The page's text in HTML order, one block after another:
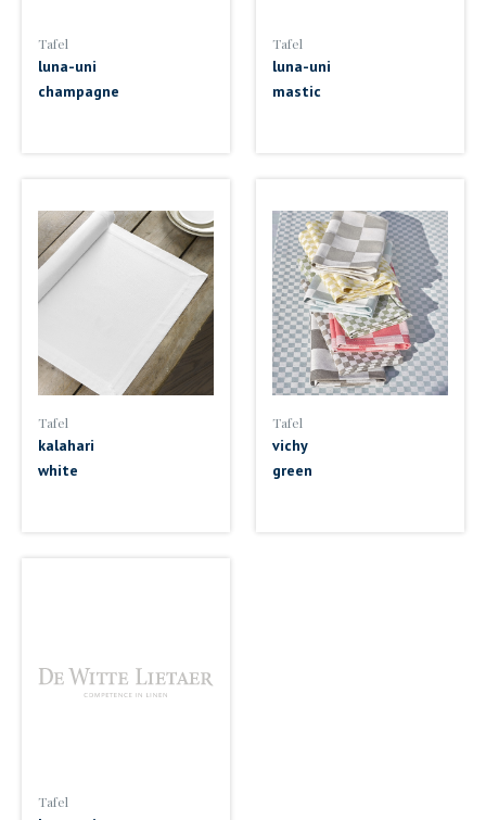
Tafel
luna-uni
champagne
Tafel
luna-uni
mastic
Tafel
kalahari
white
Tafel
vichy
green
Tafel